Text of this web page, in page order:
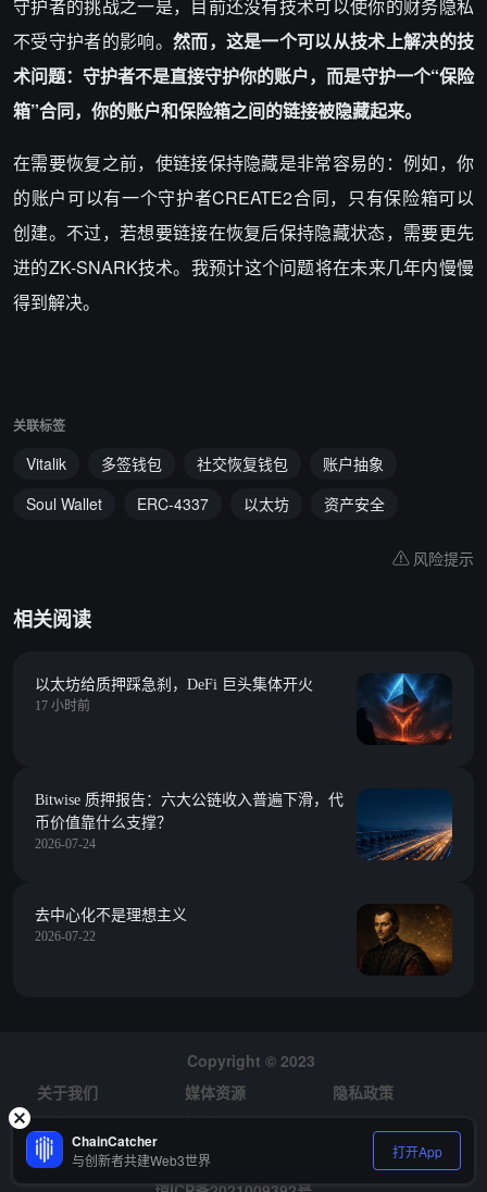
守护者的挑战之一是，目前还没有技术可以使你的财务隐私
不受守护者的影响。 然而，这是一个可以从技术上解决的技
术问题： 守护者不是直接守护你的账户，而是守护一个“保险
箱”合同，你的账户和保险箱之间的链接被隐藏起来。
在需要恢复之前，使链接保持隐藏是非常容易的：例如，你
的账户可以有一个守护者CREATE2合同，只有保险箱可以
创建。不过，若想要链接在恢复后保持隐藏状态，需要更先
进的ZK-SNARK技术。我预计这个问题将在未来几年内慢慢
得到解决。
关联标签
Vitalik 多签钱包 社交恢复钱包
账户抽象
Soul Wallet
ERC-4337 以太坊 资产安全
风险提示
相关阅读
以太坊给质押踩急刹，DeFi 巨头集体开火
17 小时前
Bitwise 质押报告：六大公链收入普遍下滑，代
币价值靠什么支撑？
2026-07-24
去中心化不是理想主义
2026-07-22
Copyright © 2023
关于我们
媒体资源
隐私政策
风险提示
招聘
ChainCatcher
与创新者共建Web3世界 打开App